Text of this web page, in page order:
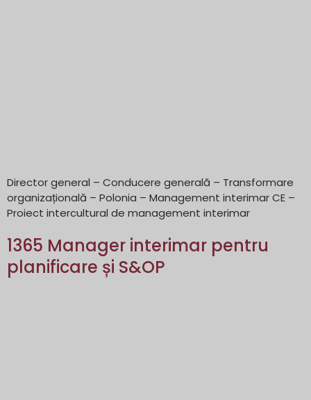
Director general – Conducere generală – Transformare
organizațională – Polonia – Management interimar CE –
Proiect intercultural de management interimar
1365 Manager interimar pentru
planificare și S&OP